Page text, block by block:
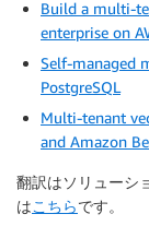
Build a multi-
enterprise on
Self-managed
PostgreSQL
Multi-tenant
and Amazon
翻訳はソリューシ
はこちらです。